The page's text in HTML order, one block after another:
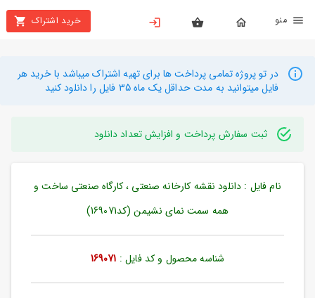
خرید اشتراک
بستن
محصولات
تهیه
راهنما
دانلود
در تو پروژه تمامی پرداخت ها برای تهیه اشتراک میباشد با خرید هر
فایل میتوانید به مدت حداقل یک ماه 35 فایل را دانلود کنید
ثبت سفارش پرداخت و افزایش تعداد دانلود
نام فایل : دانلود نقشه کارخانه صنعتی ، کارگاه صنعتی ساخت و
همه سمت نمای نشیمن (کد169071)
شناسه محصول و کد فایل : 169071